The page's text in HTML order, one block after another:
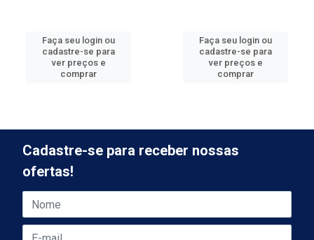
Faça seu login ou
cadastre-se para
ver preços e
comprar
Faça seu login ou
cadastre-se para
ver preços e
comprar
Cadastre-se para receber nossas
ofertas!